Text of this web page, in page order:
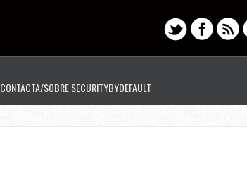
CONTACTA/SOBRE SECURITYBYDEFAULT